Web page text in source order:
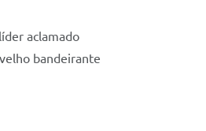
aclamado
bandeirante